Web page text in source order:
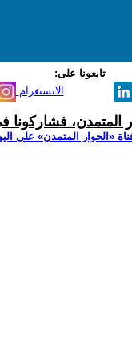
تابعونا على:
الانستغرام
المتمدن،
‫«الحوار المتمدن» على